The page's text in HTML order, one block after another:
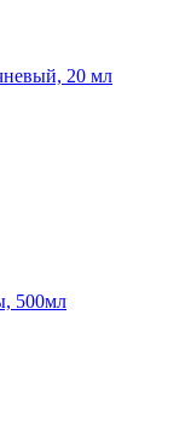
20 мл
500мл